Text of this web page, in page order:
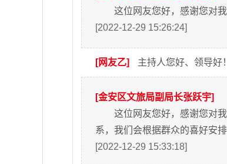
这位网友您好，感谢您对
[2022-12-29 15:26:24]
[网友乙] 主持人您好、领导好
[金安区文旅局副局长张跃宇]
这位网友您好，感谢您对
系，我们会根据群众的喜好安
[2022-12-29 15:33:18]